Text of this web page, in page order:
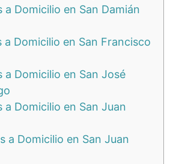
a Domicilio en San Damián
a Domicilio en San Francisco
a Domicilio en San José
a Domicilio en San Juan
a Domicilio en San Juan